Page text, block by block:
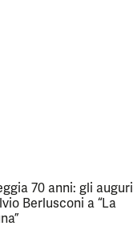
70 anni: gli auguri
Berlusconi a “La